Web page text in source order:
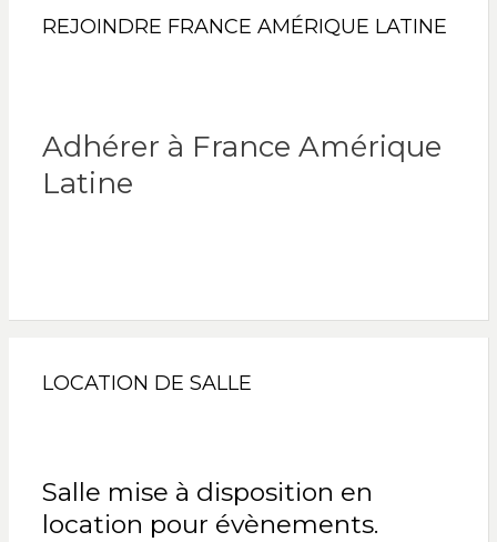
REJOINDRE FRANCE AMÉRIQUE LATINE
Adhérer à France Amérique
Latine
LOCATION DE SALLE
Salle mise à disposition en
location pour évènements.